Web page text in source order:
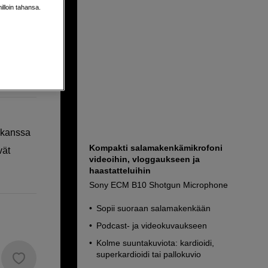
Kompakti salamakenkämikrofoni
videoihin, vloggaukseen ja
haastatteluihin
Sony ECM B10 Shotgun Microphone
Sopii suoraan salamakenkään
Podcast- ja videokuvaukseen
Kolme suuntakuviota: kardioidi,
superkardioidi tai pallokuvio
tahansa.